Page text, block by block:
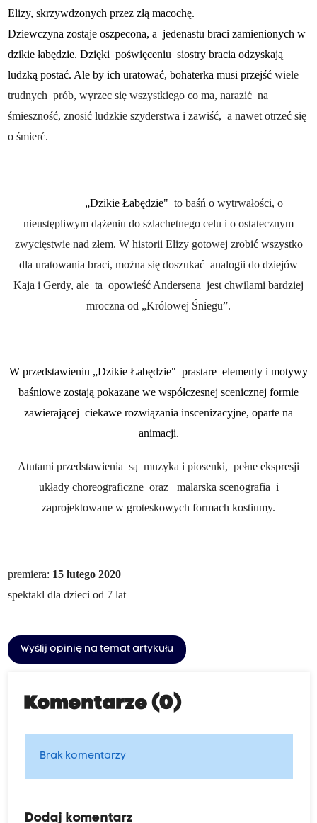
Elizy, skrzywdzonych przez złą macochę.
Dziewczyna zostaje oszpecona, a jedenastu braci zamienionych w
dzikie łabędzie. Dzięki poświęceniu siostry bracia odzyskają
ludzką postać. Ale by ich uratować, bohaterka musi przejść wiele
trudnych prób, wyrzec się wszystkiego co ma, narazić na
śmieszność, znosić ludzkie szyderstwa i zawiść, a nawet otrzeć się
o śmierć.
„Dzikie Łabędzie" to baśń o wytrwałości, o
nieustępliwym dążeniu do szlachetnego celu i o ostatecznym
zwycięstwie nad złem. W historii Elizy gotowej zrobić wszystko
dla uratowania braci, można się doszukać analogii do dziejów
Kaja i Gerdy, ale ta opowieść Andersena jest chwilami bardziej
mroczna od „Królowej Śniegu”.
W przedstawieniu „Dzikie Łabędzie" prastare elementy i motywy
baśniowe zostają pokazane we współczesnej scenicznej formie
zawierającej ciekawe rozwiązania inscenizacyjne, oparte na
animacji.
Atutami przedstawienia są muzyka i piosenki, pełne ekspresji
układy choreograficzne oraz malarska scenografia i
zaprojektowane w groteskowych formach kostiumy.
premiera: 15 lutego 2020
spektakl dla dzieci od 7 lat
Wyślij opinię na temat artykułu
Komentarze (0)
Brak komentarzy
Dodaj komentarz